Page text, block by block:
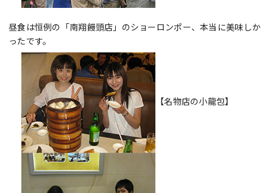
昼食は恒例の「南翔饅頭店」のショーロンポー、本当に美味しか
ったです。
【名物店の小龍包】